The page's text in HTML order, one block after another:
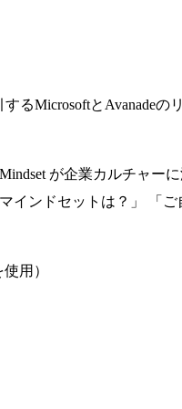
るMicrosoftとAvanadeの
が企業カルチャ
インドセットは？」 「
用）